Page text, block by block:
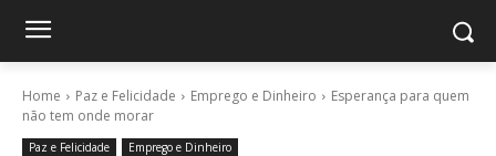
Home Paz e Felicidade Emprego e Dinheiro
Esperança para quem
não tem onde morar
Paz e Felicidade Emprego e Dinheiro